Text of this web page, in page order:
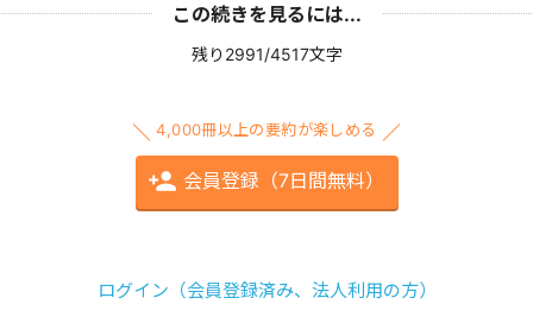
この続きを見るには...
残り2991/4517文字
4,000冊以上の要約が楽しめる
会員登録（7日間無料）
ログイン（会員登録済み、法人利用の方）